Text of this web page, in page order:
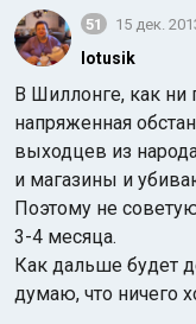
51 15 дек.
lotusik
В Шиллонге, как ни
напряженная
выходцев из
и магазины и
Поэтому не
3-4 месяца.
Как дальше будет
думаю, что ничего